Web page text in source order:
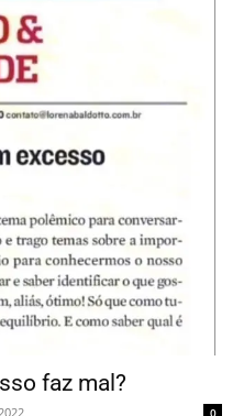
faz mal?
0